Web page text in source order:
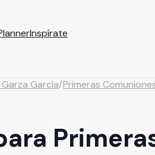
Inspírate
García/Primeras